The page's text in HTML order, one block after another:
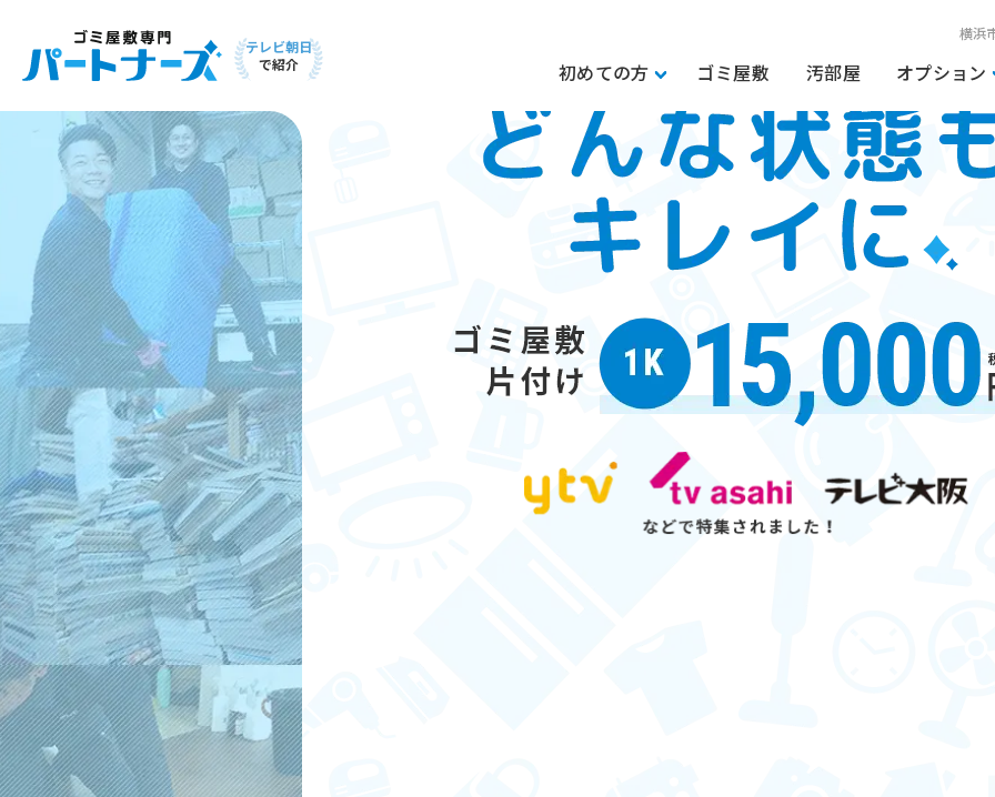
横浜
テレビ朝日
で紹介
初めての方 ゴミ屋敷 汚部屋 オプション